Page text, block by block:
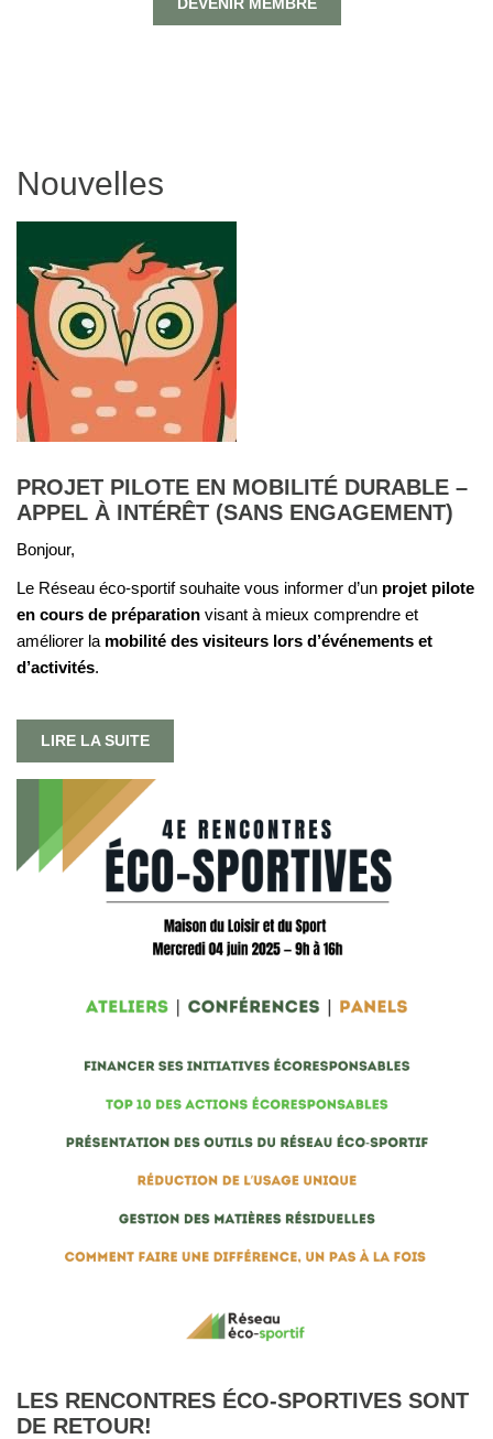
Nouvelles
PROJET PILOTE EN MOBILITÉ DURABLE –
APPEL À INTÉRÊT (SANS ENGAGEMENT)
Bonjour,
Le Réseau éco-sportif souhaite vous informer d’un projet pilote
en cours de préparation visant à mieux comprendre et
améliorer la mobilité des visiteurs lors d’événements et
d’activités.
LIRE LA SUITE
LES RENCONTRES ÉCO-SPORTIVES SONT
DE RETOUR!